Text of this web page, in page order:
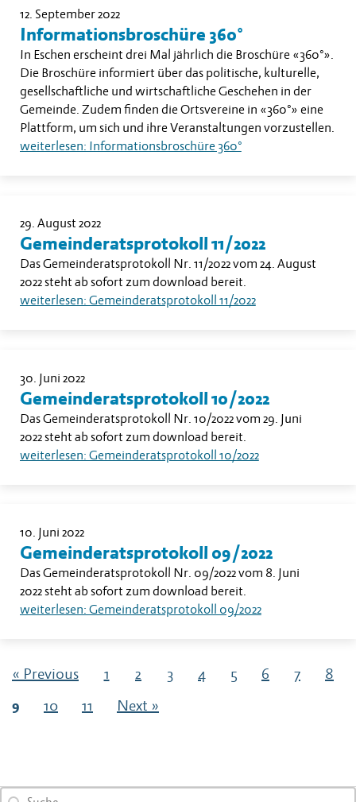
12. September 2022
Informationsbroschüre 360°
In Eschen erscheint drei Mal jährlich die Broschüre «360°».
Die Broschüre informiert über das politische, kulturelle,
gesellschaftliche und wirtschaftliche Geschehen in der
Gemeinde. Zudem finden die Ortsvereine in «360°» eine
Plattform, um sich und ihre Veranstaltungen vorzustellen.
weiterlesen: Informationsbroschüre 360°
29. August 2022
Gemeinderatsprotokoll 11/2022
Das Gemeinderatsprotokoll Nr. 11/2022 vom 24. August
2022 steht ab sofort zum download bereit.
weiterlesen: Gemeinderatsprotokoll 11/2022
30. Juni 2022
Gemeinderatsprotokoll 10/2022
Das Gemeinderatsprotokoll Nr. 10/2022 vom 29. Juni
2022 steht ab sofort zum download bereit.
weiterlesen: Gemeinderatsprotokoll 10/2022
10. Juni 2022
Gemeinderatsprotokoll 09/2022
Das Gemeinderatsprotokoll Nr. 09/2022 vom 8. Juni
2022 steht ab sofort zum download bereit.
weiterlesen: Gemeinderatsprotokoll 09/2022
« Previous 1 2 3 4 5 6 7
8
9
10 11 Next »
Search content